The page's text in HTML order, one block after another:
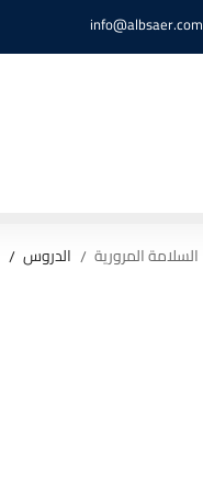
info@albsaer.com
السلامة المرورية الدروس